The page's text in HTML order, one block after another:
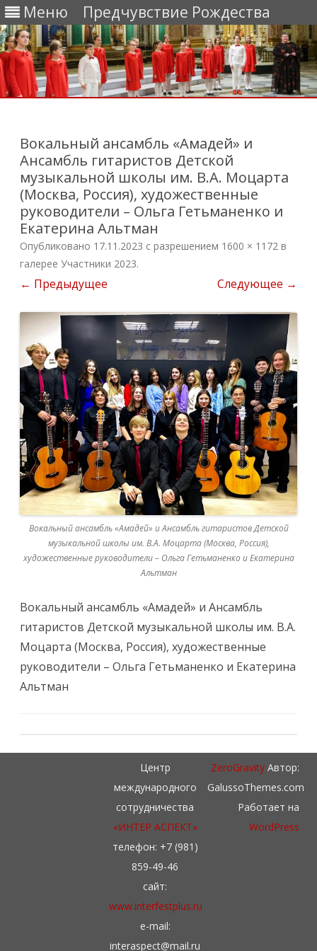
Меню Предчувствие Рождества
Вокальный ансамбль «Амадей» и
Ансамбль гитаристов Детской
музыкальной школы им. В.А. Моцарта
(Москва, Россия), художественные
руководители – Ольга Гетьманенко и
Екатерина Альтман
Опубликовано 17.11.2023 с разрешением 1600 × 1172 в
галерее Участники 2023.
← Предыдущее Следующее →
Вокальный ансамбль «Амадей» и Ансамбль гитаристов Детской
музыкальной школы им. В.А. Моцарта (Москва, Россия),
художественные руководители – Ольга Гетьманенко и Екатерина
Альтман
Вокальный ансамбль «Амадей» и Ансамбль
гитаристов Детской музыкальной школы им. В.А.
Моцарта (Москва, Россия), художественные
руководители – Ольга Гетьманенко и Екатерина
Альтман
Центр
международного
сотрудничества
«ИНТЕР АСПЕКТ»
телефон: +7 (981)
859-49-46
сайт:
www.interfestplus.ru
e-mail:
interaspect@mail.ru
ZeroGravityАвтор:
GalussoThemes.com
Работает на
WordPress